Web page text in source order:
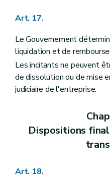
Art. 17.
Le Gouvernement
liquidation et de
Les incitants ne peuvent
de dissolution ou de mise
judiciaire de l'entreprise.
Dispositions
Art. 18.